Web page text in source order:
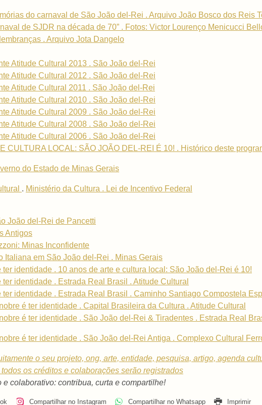
do carnaval de São João del-Rei . Arquivo João Bosco dos Reis
de SJDR na década de 70” . Fotos: Victor Lourenço Menicucci
. Arquivo Jota Dangelo
Atitude Cultural 2013 . São João del-Rei
Atitude Cultural 2012 . São João del-Rei
Atitude Cultural 2011 . São João del-Rei
Atitude Cultural 2010 . São João del-Rei
Atitude Cultural 2009 . São João del-Rei
Atitude Cultural 2008 . São João del-Rei
Atitude Cultural 2006 . São João del-Rei
CULTURA LOCAL: SÃO JOÃO DEL-REI É 10! . Histórico deste
do Estado de Minas Gerais
. Ministério da Cultura . Lei de Incentivo Federal
João del-Rei de Pancetti
Antigos
Minas Inconfidente
Italiana em São João del-Rei . Minas Gerais
ter identidade . 10 anos de arte e cultura local: São João del-Rei é 10!
identidade . Estrada Real Brasil . Atitude Cultural
ter identidade . Estrada Real Brasil . Caminho Santiago Compostela
é ter identidade . Capital Brasileira da Cultura . Atitude Cultural
é ter identidade . São João del-Rei & Tiradentes . Estrada Real
é ter identidade . São João del-Rei Antiga . Complexo Cultural
o seu projeto, ong, arte, entidade, pesquisa, artigo, agenda
os créditos e colaborações serão registrados
e colaborativo: contribua, curta e compartilhe!
Compartilhar no Instagram Compartilhar no Whatsapp Imprimir